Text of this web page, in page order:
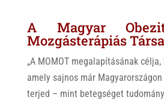
A Magyar
Mozgásterápiás
„A MOMOT megalapításának célja,
amely sajnos már
terjed – mint betegséget